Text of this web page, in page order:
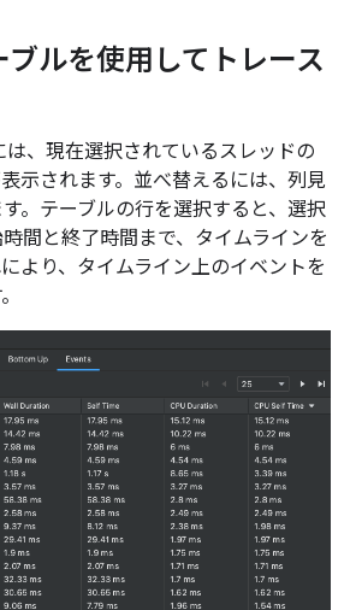
ブルを使用してトレース
は、現在選択されているスレッドの
示されます。並べ替えるには、列見
。テーブルの行を選択すると、選択
間と終了時間まで、タイムラインを
より、タイムライン上のイベントを